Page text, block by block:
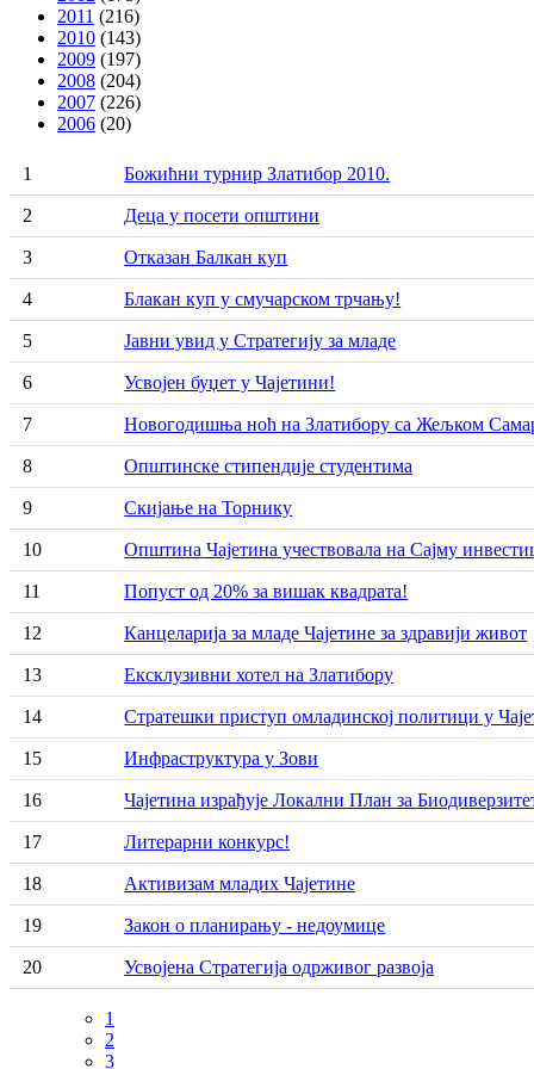
2011 (216)
2010 (143)
2009 (197)
2008 (204)
2007 (226)
2006 (20)
1 Божићни турнир Златибор 2010.
2 Деца у посети општини
3 Отказан Балкан куп
4 Блакан куп у смучарском трчању!
5 Јавни увид у Стратегију за младе
6 Усвојен буџет у Чајетини!
7 Новогодишња ноћ на Златибору са Жељком
8 Општинске стипендије студентима
9 Скијање на Торнику
10 Општина Чајетина учествовала на Сајму
11 Попуст од 20% за вишак квадрата!
12 Канцеларија за младе Чајетине за здравији живот
13 Ексклузивни хотел на Златибору
14 Стратешки приступ омладинској политици у
15 Инфраструктура у Зови
16 Чајетина израђује Локални План за
17 Литерарни конкурс!
18 Активизам младих Чајетине
19 Закон о планирању - недоумице
20 Усвојена Стратегија одрживог развоја
Pagination
Current
page
1
Page
2
Page
3